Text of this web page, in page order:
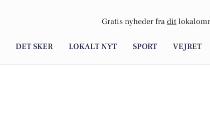
Gratis nyheder fra dit
DET SKER LOKALT NYT SPORT VEJRET